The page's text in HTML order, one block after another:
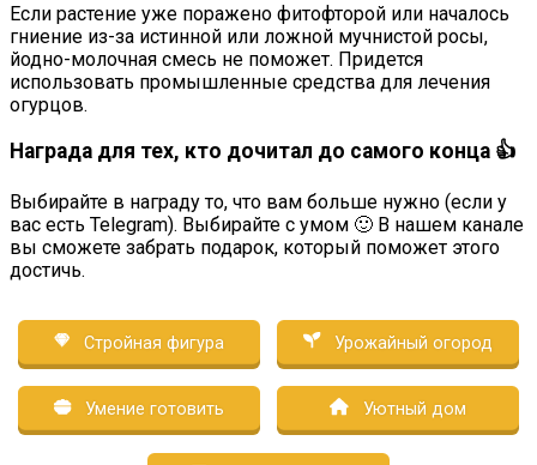
Если растение уже поражено фитофторой или началось
гниение из-за истинной или ложной мучнистой росы,
йодно-молочная смесь не поможет. Придется
использовать промышленные средства для лечения
огурцов.
Награда для тех, кто дочитал до самого конца 👍
Выбирайте в награду то, что вам больше нужно (если у
вас есть Telegram). Выбирайте с умом 🙂 В нашем канале
вы сможете забрать подарок, который поможет этого
достичь.
Стройная фигура Урожайный огород
Умение готовить Уютный дом